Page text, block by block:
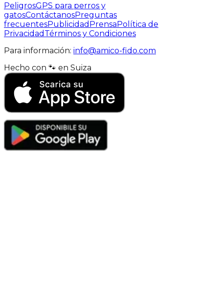
PeligrosGPS para perros y
gatosContáctanosPreguntas
frecuentesPublicidad PrensaPolítica de
Privacidad Términos y Condiciones
Para información: info@amico-fido.com
Hecho con 🐾 en Suiza